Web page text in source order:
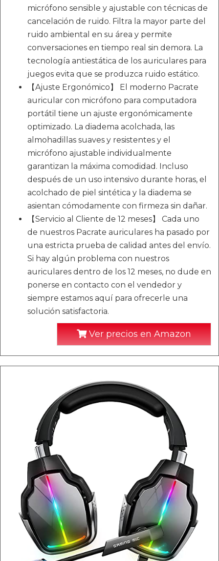
micrófono sensible y ajustable con técnicas de
cancelación de ruido. Filtra la mayor parte del
ruido ambiental en su área y permite
conversaciones en tiempo real sin demora. La
tecnología antiestática de los auriculares para
juegos evita que se produzca ruido estático.
【Ajuste Ergonómico】 El moderno Pacrate
auricular con micrófono para computadora
portátil tiene un ajuste ergonómicamente
optimizado. La diadema acolchada, las
almohadillas suaves y resistentes y el
micrófono ajustable individualmente
garantizan la máxima comodidad. Incluso
después de un uso intensivo durante horas, el
acolchado de piel sintética y la diadema se
asientan cómodamente con firmeza sin dañar.
【Servicio al Cliente de 12 meses】 Cada uno
de nuestros Pacrate auriculares ha pasado por
una estricta prueba de calidad antes del envío.
Si hay algún problema con nuestros
auriculares dentro de los 12 meses, no dude en
ponerse en contacto con el vendedor y
siempre estamos aquí para ofrecerle una
solución satisfactoria.
Ver precios en Amazon